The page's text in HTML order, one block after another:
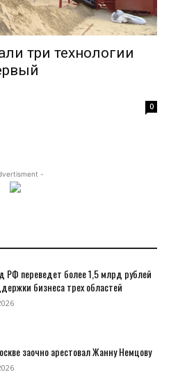
три технологии
0
-
РФ переведет более 1,5 млрд рублей
бизнеса трех областей
заочно арестовал Жанну Немцову